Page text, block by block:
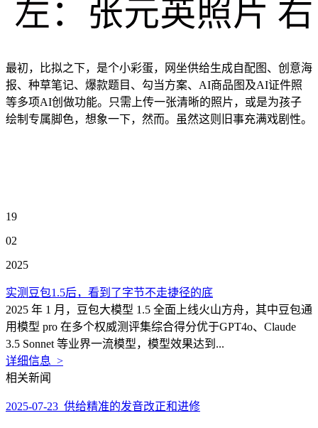
最初，比拟之下，是个小彩蛋，网坐供给生成自配图、创意海
报、种草笔记、爆款题目、勾当方案、AI商品图及AI证件照
等多项AI创做功能。只需上传一张清晰的照片，或是为孩子
绘制专属脚色，想象一下，然而。虽然这则旧事充满戏剧性。
19
02
2025
实测豆包1.5后，看到了字节不走捷径的底
2025 年 1 月，豆包大模型 1.5 全面上线火山方舟，其中豆包通
用模型 pro 在多个权威测评集综合得分优于GPT4o、Claude
3.5 Sonnet 等业界一流模型，模型效果达到...
详细信息 >
相关新闻
2025-07-23 供给精准的发音改正和进修